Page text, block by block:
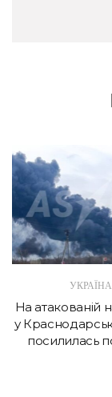
УКРАЇНА
На атакованій
у
посилилась